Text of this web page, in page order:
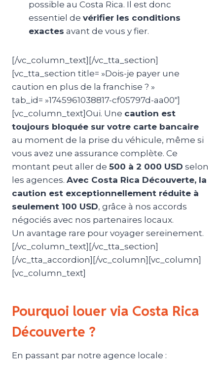
possible au Costa Rica. Il est donc
essentiel de vérifier les conditions
exactes avant de vous y fier.
[/vc_column_text][/vc_tta_section]
[vc_tta_section title= »Dois-je payer une
caution en plus de la franchise ? »
tab_id= »1745961038817-cf05797d-aa00″]
[vc_column_text]Oui. Une caution est
toujours bloquée sur votre carte bancaire
au moment de la prise du véhicule, même si
vous avez une assurance complète. Ce
montant peut aller de 500 à 2 000 USD selon
les agences. Avec Costa Rica Découverte, la
caution est exceptionnellement réduite à
seulement 100 USD, grâce à nos accords
négociés avec nos partenaires locaux.
Un avantage rare pour voyager sereinement.
[/vc_column_text][/vc_tta_section]
[/vc_tta_accordion][/vc_column][vc_column]
[vc_column_text]
Pourquoi louer via Costa Rica
Découverte ?
En passant par notre agence locale :